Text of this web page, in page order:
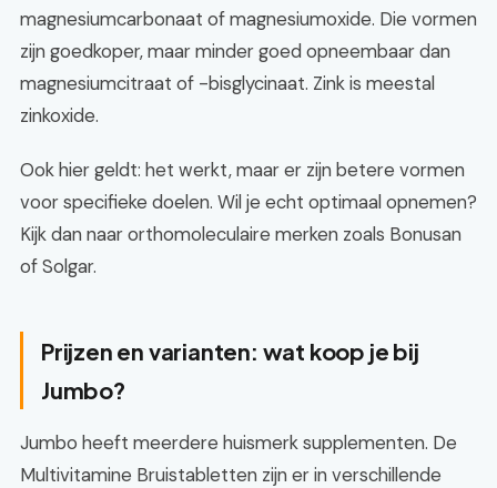
magnesiumcarbonaat of magnesiumoxide. Die vormen
zijn goedkoper, maar minder goed opneembaar dan
magnesiumcitraat of -bisglycinaat. Zink is meestal
zinkoxide.
Ook hier geldt: het werkt, maar er zijn betere vormen
voor specifieke doelen. Wil je echt optimaal opnemen?
Kijk dan naar orthomoleculaire merken zoals Bonusan
of Solgar.
Prijzen en varianten: wat koop je bij
Jumbo?
Jumbo heeft meerdere huismerk supplementen. De
Multivitamine Bruistabletten zijn er in verschillende